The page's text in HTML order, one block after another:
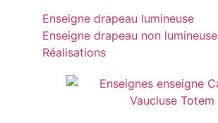
Enseigne drapeau lumineuse
Enseigne drapeau non lumineuse
Réalisations